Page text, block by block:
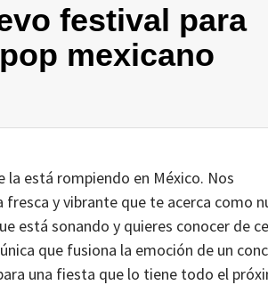
festival para
mexicano
la está rompiendo en México. Nos
fresca y vibrante que te acerca como
está sonando y quieres conocer de
que fusiona la emoción de un
una fiesta que lo tiene todo el